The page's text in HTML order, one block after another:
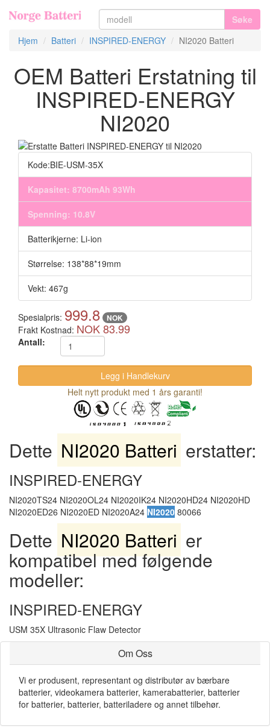
Søke
Hjem
Batteri INSPIRED-ENERGY NI2020 Batteri
OEM Batteri Erstatning til
INSPIRED-ENERGY
NI2020
Kode:BIE-USM-35X
Kapasitet: 8700mAh 93Wh
Spenning: 10.8V
Batterikjerne: Li-ion
Størrelse: 138*88*19mm
Vekt: 467g
Spesialpris: 999.8 NOK
Frakt Kostnad: NOK 83.99
Antall:
Helt nytt produkt med 1 års garanti!
Dette NI2020 Batteri erstatter:
INSPIRED-ENERGY
NI2020TS24 NI2020OL24 NI2020IK24 NI2020HD24 NI2020HD
NI2020ED26 NI2020ED NI2020A24 NI2020 80066
Dette NI2020 Batteri er
kompatibel med følgende
modeller:
INSPIRED-ENERGY
USM 35X Ultrasonic Flaw Detector
Om Oss
Vi er produsent, representant og distributør av bærbare
batterier, videokamera batterier, kamerabatterier, batterier
for batterier, batterier, batteriladere og annet tilbehør.